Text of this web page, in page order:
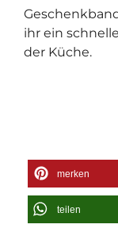
ihr ein
der Küche.
merken
teilen